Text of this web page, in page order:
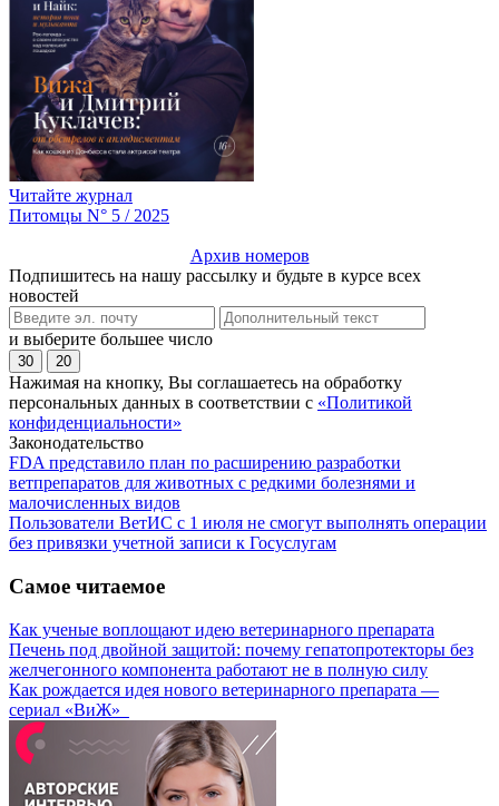
Читайте журнал
Питомцы N° 5 / 2025
Архив номеров
Подпишитесь на нашу рассылку и будьте в курсе всех
новостей
и выберите большее число
30 20
Нажимая на кнопку, Вы соглашаетесь на обработку
персональных данных в соответствии с «Политикой
конфиденциальности»
Законодательство
FDA представило план по расширению разработки
ветпрепаратов для животных с редкими болезнями и
малочисленных видов
Пользователи ВетИС с 1 июля не смогут выполнять операции
без привязки учетной записи к Госуслугам
Самое читаемое
Как ученые воплощают идею ветеринарного препарата
Печень под двойной защитой: почему гепатопротекторы без
желчегонного компонента работают не в полную силу
Как рождается идея нового ветеринарного препарата —
сериал «ВиЖ»